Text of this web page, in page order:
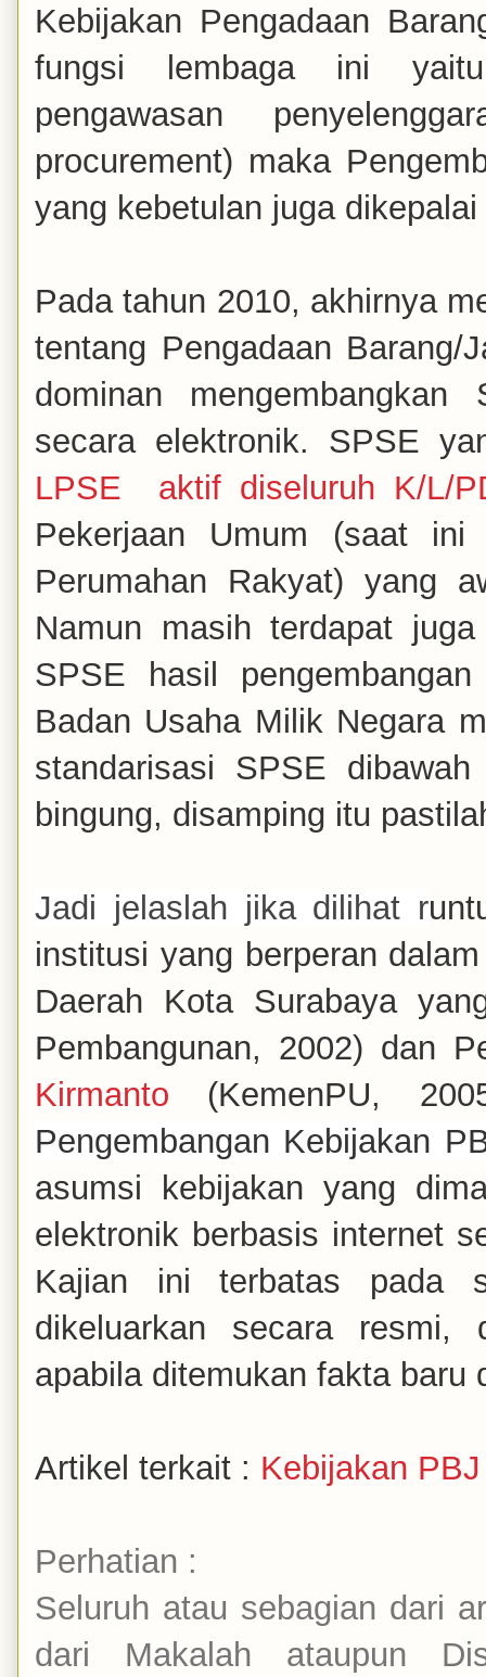
Kebijakan Pengadaan
fungsi lembaga ini
pengawasan
procurement) maka
yang kebetulan juga
Pada tahun 2010, akhirnya
tentang Pengadaan Barang/
dominan mengembangkan
secara elektronik. SPSE
LPSE aktif diseluruh K/L/
Pekerjaan Umum (saat ini
Perumahan Rakyat) yang
Namun masih terdapat
SPSE hasil
Badan Usaha Milik Negara
standarisasi SPSE
bingung, disamping itu
Jadi jelaslah jika dilihat r
institusi yang berperan
Daerah Kota Surabaya
Pembangunan, 2002) dan
Kirmanto (KemenPU,
Pengembangan Kebijakan
asumsi kebijakan yang
elektronik berbasis internet
Kajian ini terbatas pada
dikeluarkan secara resmi,
apabila ditemukan fakta baru
Artikel terkait : Kebijakan
Perhatian :
Seluruh atau sebagian dari
dari Makalah ataupun